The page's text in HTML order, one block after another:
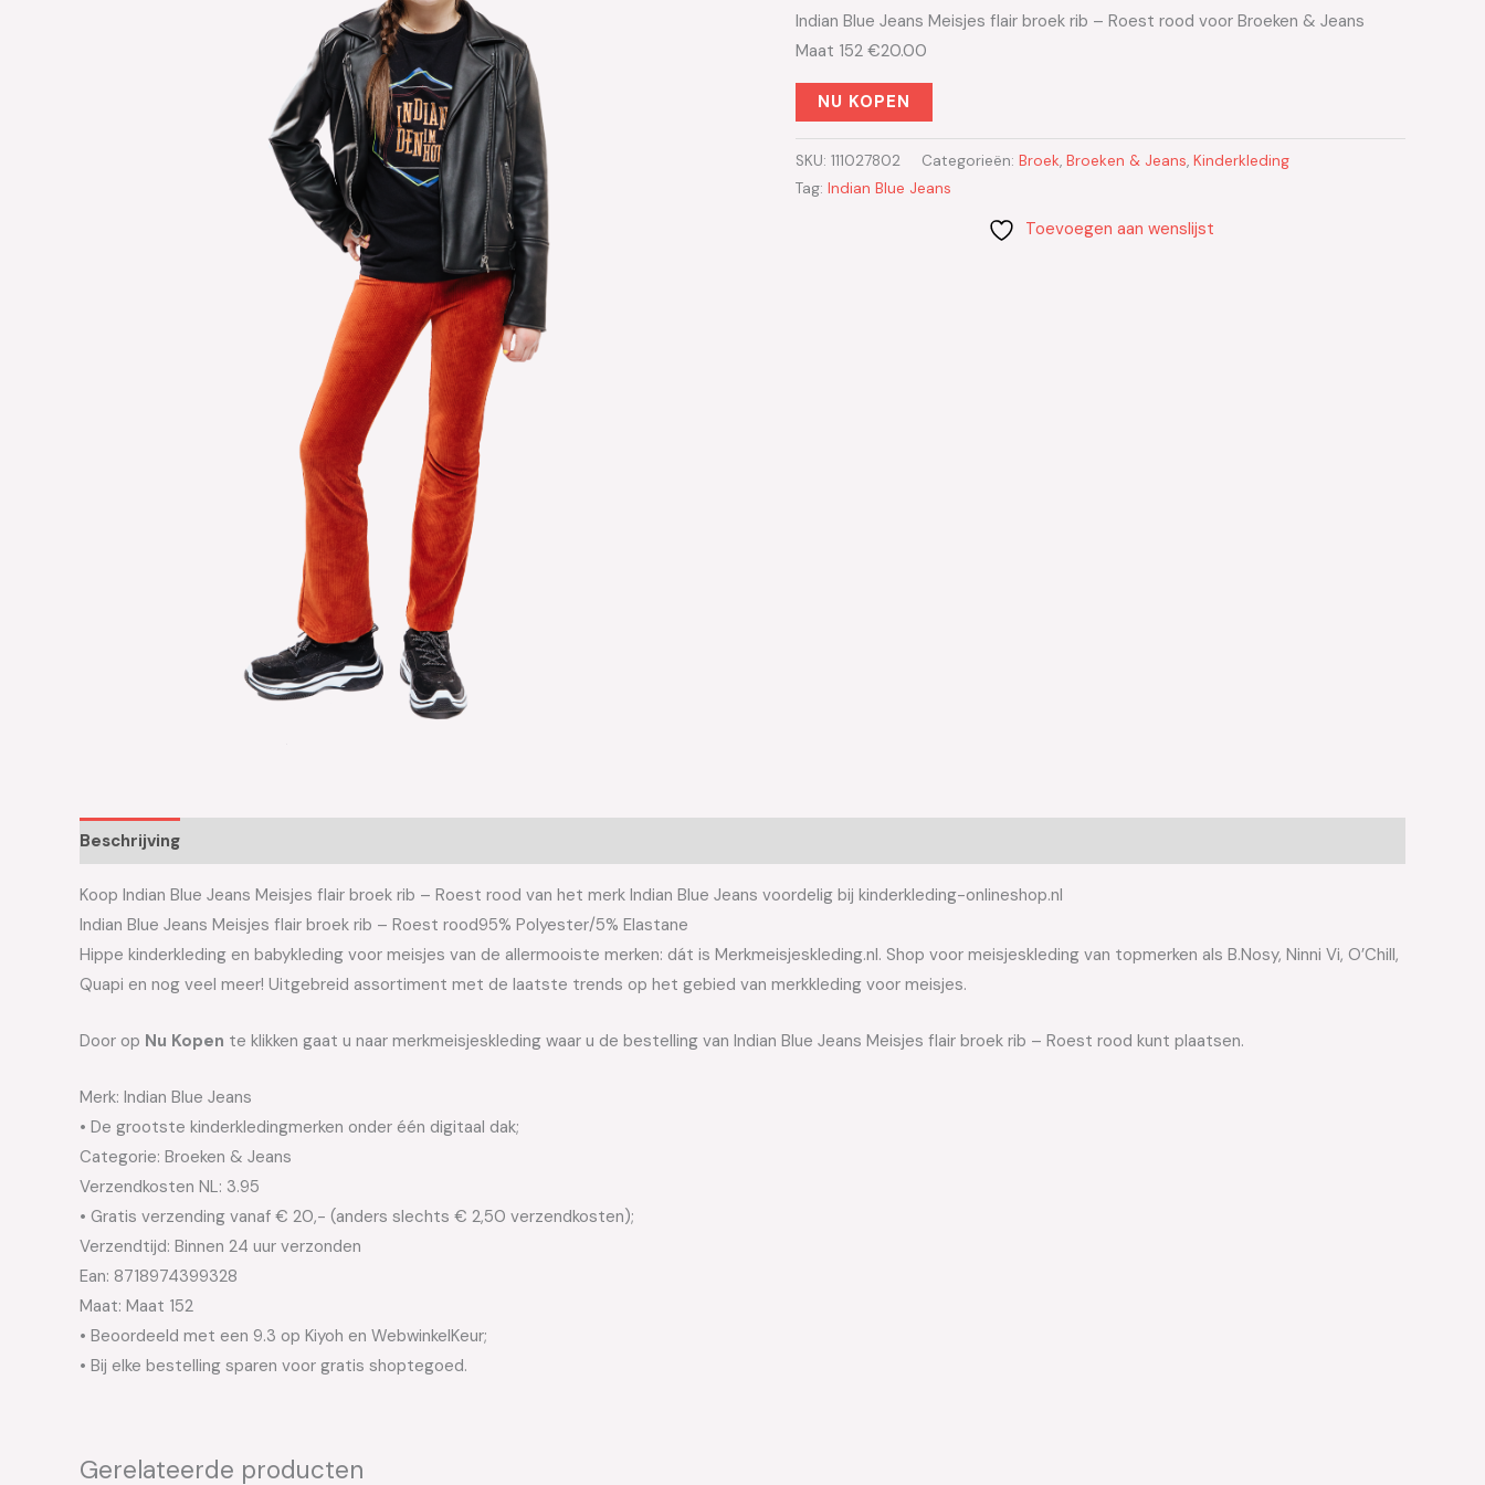
Indian Blue Jeans Meisjes flair broek rib – Roest rood voor Broeken & Jeans
Maat 152 €20.00
NU KOPEN
SKU: 111027802 Categorieën: Broek, Broeken & Jeans, Kinderkleding
Tag: Indian Blue Jeans
Toevoegen aan wenslijst
Beschrijving
Koop Indian Blue Jeans Meisjes flair broek rib – Roest rood van het merk Indian Blue Jeans voordelig bij kinderkleding-onlineshop.nl
Indian Blue Jeans Meisjes flair broek rib – Roest rood95% Polyester/5% Elastane
Hippe kinderkleding en babykleding voor meisjes van de allermooiste merken: dát is Merkmeisjeskleding.nl. Shop voor meisjeskleding van topmerken als B.Nosy, Ninni Vi, O’Chill,
Quapi en nog veel meer! Uitgebreid assortiment met de laatste trends op het gebied van merkkleding voor meisjes.
Door op Nu Kopen te klikken gaat u naar merkmeisjeskleding waar u de bestelling van Indian Blue Jeans Meisjes flair broek rib – Roest rood kunt plaatsen.
Merk: Indian Blue Jeans
• De grootste kinderkledingmerken onder één digitaal dak;
Categorie: Broeken & Jeans
Verzendkosten NL: 3.95
• Gratis verzending vanaf € 20,- (anders slechts € 2,50 verzendkosten);
Verzendtijd: Binnen 24 uur verzonden
Ean: 8718974399328
Maat: Maat 152
• Beoordeeld met een 9.3 op Kiyoh en WebwinkelKeur;
• Bij elke bestelling sparen voor gratis shoptegoed.
Gerelateerde producten